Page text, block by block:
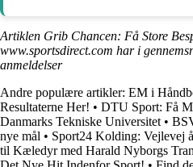
Artiklen Grib Chancen: Få Store
www.sportsdirect.com har i
anmeldelser
Andre populære artikler: EM i
Resultaterne Her! • DTU Sport: Få
Danmarks Tekniske Universitet •
nye mål • Sport24 Kolding: Vejlevej
til Kæledyr med Harald Nyborgs